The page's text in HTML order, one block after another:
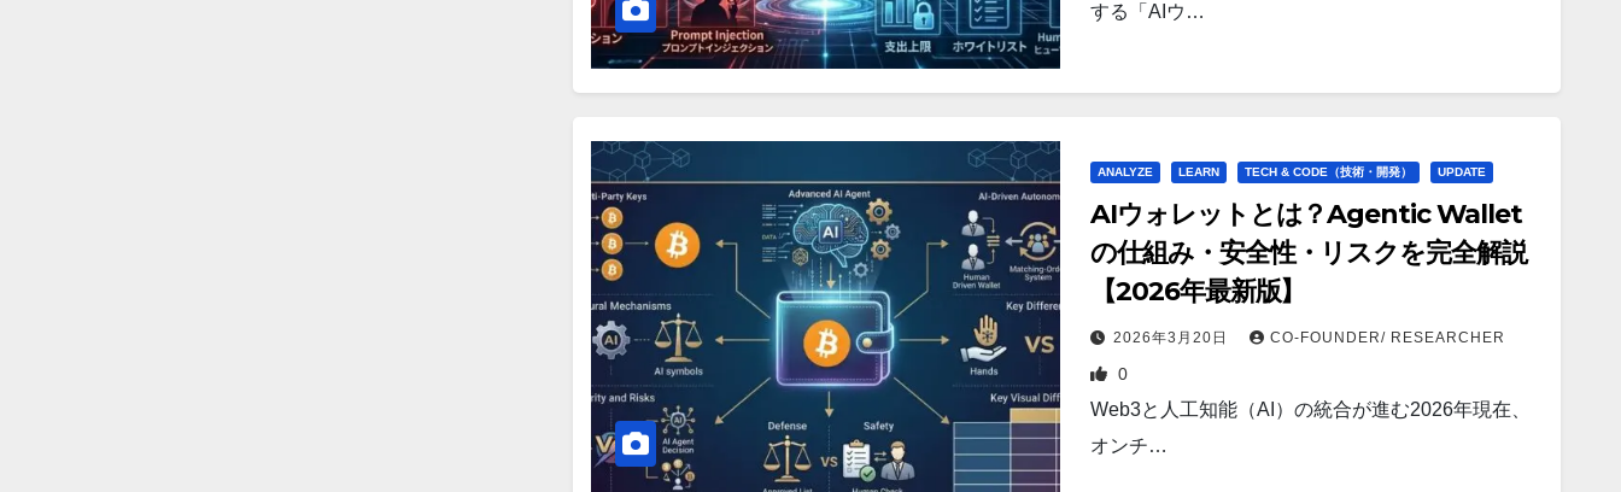
する「AIウ…
ANALYZE LEARN TECH & CODE（技術・開発） UPDATE
AIウォレットとは？Agentic Wallet
の仕組み・安全性・リスクを完全解説
【2026年最新版】
2026年3月20日 CO-FOUNDER/ RESEARCHER
0
Web3と人工知能（AI）の統合が進む2026年現在、
オンチ…